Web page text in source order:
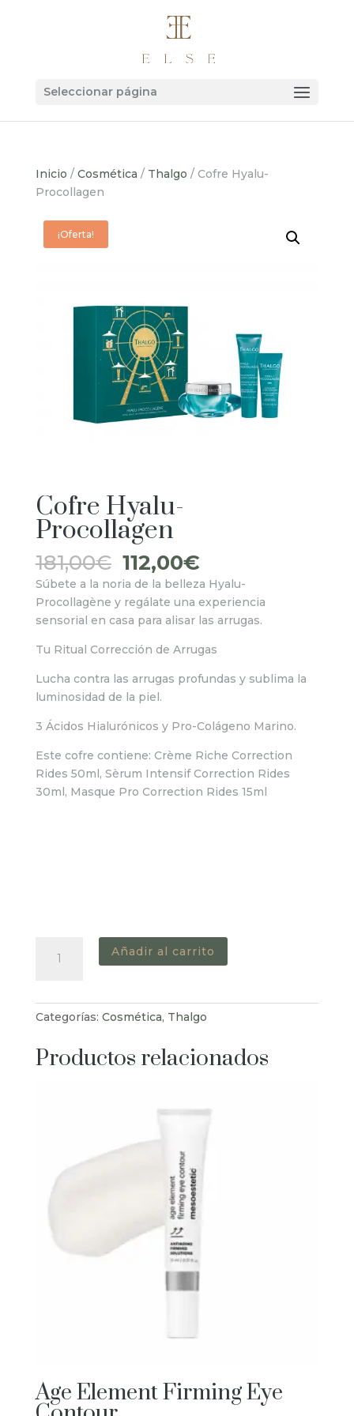
Seleccionar página
Inicio / Cosmética / Thalgo / Cofre Hyalu-
Procollagen
¡Oferta!
Cofre Hyalu-
Procollagen
181,00€ El
precio
original
era:
181,00€.
112,00€El
precio
actual
es:
112,00€.
Súbete a la noria de la belleza Hyalu-
Procollagène y regálate una experiencia
sensorial en casa para alisar las arrugas.
Tu Ritual Corrección de Arrugas
Lucha contra las arrugas profundas y sublima la
luminosidad de la piel.
3 Ácidos Hialurónicos y Pro-Colágeno Marino.
Este cofre contiene: Crème Riche Correction
Rides 50ml, Sèrum Intensif Correction Rides
30ml, Masque Pro Correction Rides 15ml
Hyalu-
cantidad
Añadir al carrito
Categorías: Cosmética, Thalgo
Productos relacionados
Age Element Firming Eye